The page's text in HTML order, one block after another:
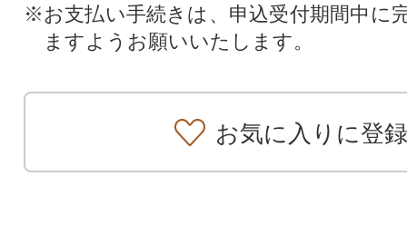
※お支払い手続きは、申込受付期間中に
ますようお願いいたします。
お気に入りに登録